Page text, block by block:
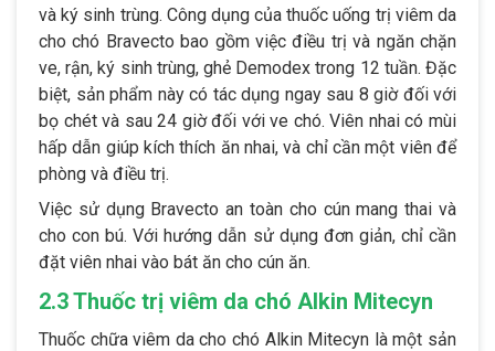
và ký sinh trùng. Công dụng của thuốc uống trị viêm da
cho chó Bravecto bao gồm việc điều trị và ngăn chặn
ve, rận, ký sinh trùng, ghẻ Demodex trong 12 tuần. Đặc
biệt, sản phẩm này có tác dụng ngay sau 8 giờ đối với
bọ chét và sau 24 giờ đối với ve chó. Viên nhai có mùi
hấp dẫn giúp kích thích ăn nhai, và chỉ cần một viên để
phòng và điều trị.
Việc sử dụng Bravecto an toàn cho cún mang thai và
cho con bú. Với hướng dẫn sử dụng đơn giản, chỉ cần
đặt viên nhai vào bát ăn cho cún ăn.
2.3 Thuốc trị viêm da chó Alkin Mitecyn
Thuốc chữa viêm da cho chó Alkin Mitecyn là một sản